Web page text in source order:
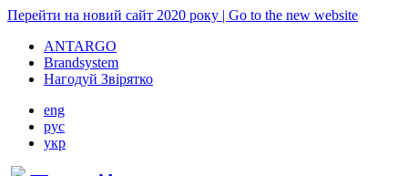
Перейти на новий сайт 2020 року | Go to the new website
ANTARGO
Brandsystem
Нагодуй Звірятко
eng
рус
укр